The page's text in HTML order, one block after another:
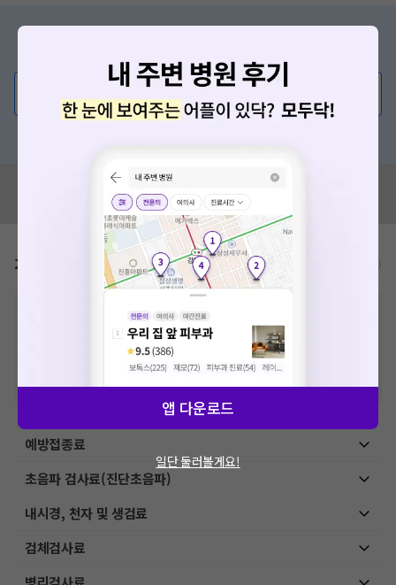
의사가 직접 답해드려요!
💬 무엇이든 물어보세요
혹시 잘못된 병원정보가 있나요?
모두닥 팀에 알려주세요!
가격표 비급여/급여 진료란?
한 가격은 해당 의료기관에 직접 문의해주세요.
급여 항목의 경우, 건강보험심사평가원에 고지되어 있는 급여 진료 기준 가
격입니다. (진료와 연관된 복합적인 비용이 추가되어, 병원마다 금액이 다르게
산정될 수 있는 점 참고 바랍니다.)
※ 이벤트가, 할인가는VAT 포함
예방접종료
초음파 검사료(진단초음파)
내시경, 천자 및 생검료
검체검사료
앱 다운로드
일단 둘러볼게요!